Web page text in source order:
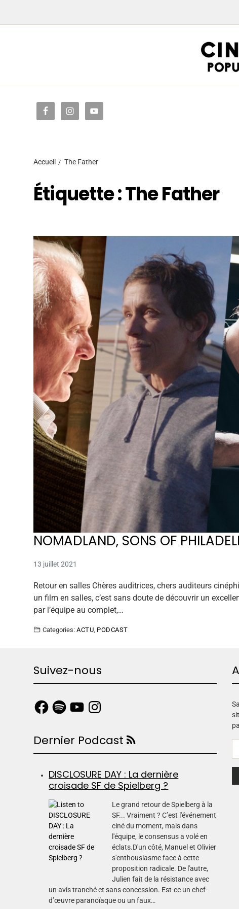
Accueil The Father
Étiquette :The Father
NOMADLAND, SONS OF
13 juillet 2021
Retour en salles Chères auditrices, chers auditeurs
un film en salles, c’est sans doute de découvrir un
par l’équipe au complet,…
Categories: ACTU PODCAST
Suivez-nous
Dernier Podcast
DISCLOSURE DAY : La dernière
croisade SF de Spielberg ?
Le grand retour de Spielberg à la
SF... Vraiment ? C’est l'événement
ciné du moment, mais dans
l'équipe, le consensus a volé en
éclats.D'un côté, Manuel et Olivier
s'enthousiasme face à cette
proposition radicale. De l'autre,
Julien fait de la résistance avec
un avis tranché et sans concession. Est-ce un chef-
d’œuvre paranoïaque ou un faux…